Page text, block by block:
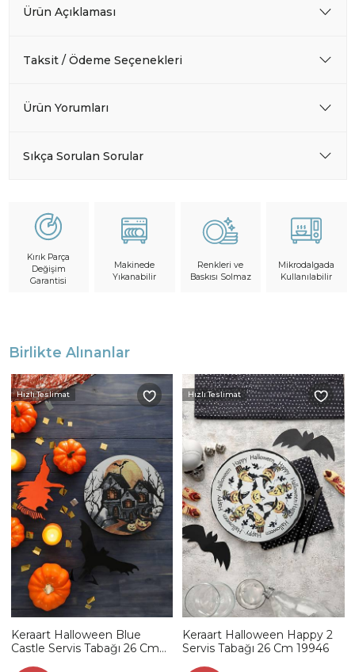
Ürün Açıklaması
Taksit / Ödeme Seçenekleri
Ürün Yorumları
Sıkça Sorulan Sorular
Kırık Parça
Değişim
Garantisi
Makinede
Yıkanabilir
Renkleri ve
Baskısı Solmaz
Mikrodalgada
Kullanılabilir
Birlikte Alınanlar
Hızlı Teslimat
Keraart Halloween Blue
Castle Servis Tabağı 26 Cm
Hızlı Teslimat
Keraart Halloween Happy 2
Servis Tabağı 26 Cm 19946